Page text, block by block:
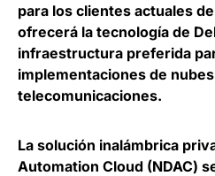
para los clientes actuales
ofrecerá la tecnología de
infraestructura preferida
implementaciones de
telecomunicaciones.
La solución inalámbrica
Automation Cloud (NDAC)